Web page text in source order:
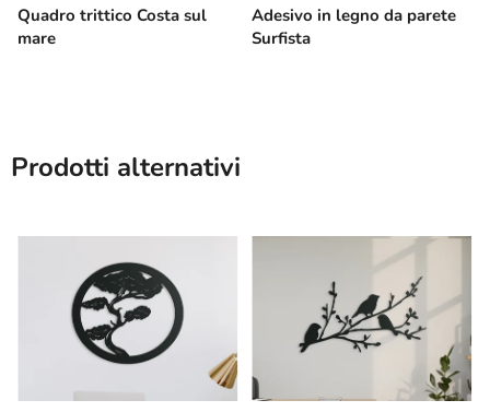
Quadro trittico Costa sul
mare
Adesivo in legno da parete
Surfista
Prodotti alternativi